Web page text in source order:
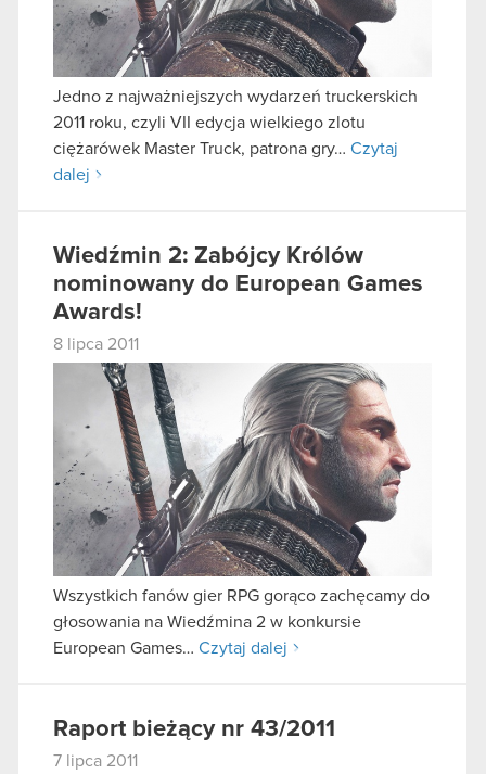
Jedno z najważniejszych wydarzeń truckerskich
2011 roku, czyli VII edycja wielkiego zlotu
ciężarówek Master Truck, patrona gry… Czytaj
dalej
Wiedźmin 2: Zabójcy Królów
nominowany do European Games
Awards!
8 lipca 2011
Wszystkich fanów gier RPG gorąco zachęcamy do
głosowania na Wiedźmina 2 w konkursie
European Games… Czytaj dalej
Raport bieżący nr 43/2011
7 lipca 2011